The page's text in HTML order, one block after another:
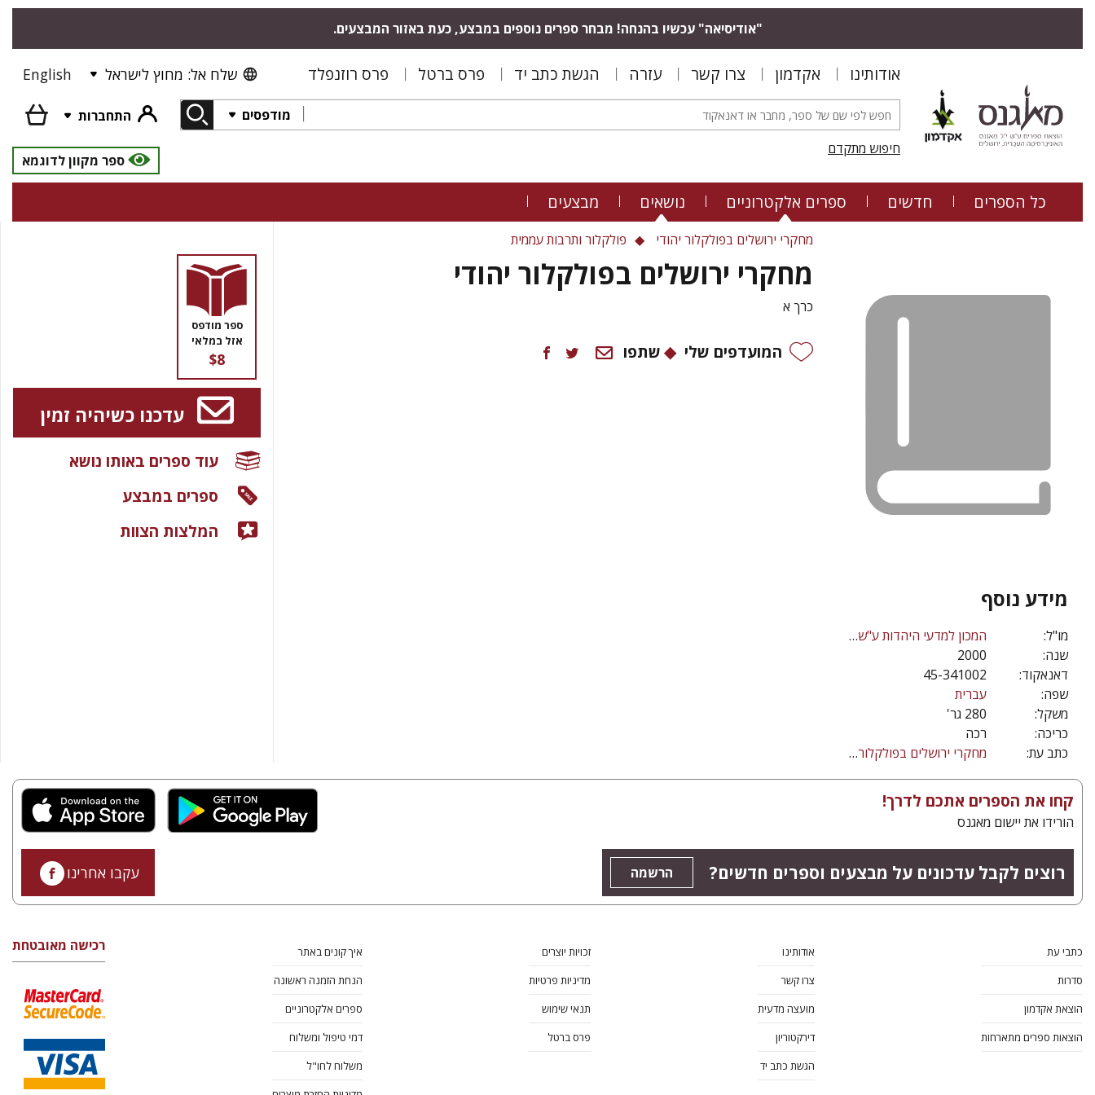
"אודיסיאה" עכשיו בהנחה! מבחר ספרים נוספים במבצע, כעת באזור המבצעים.
אודותינו אקדמון צרו קשר עזרה הגשת כתב יד פרס ברטל פרס רוזנפלד שלח אל: מחוץ לישראל English
מודפסים
התחברות
חיפוש מתקדם
ספר מקוון לדוגמא
כל הספרים חדשים ספרים אלקטרוניים נושאים מבצעים
מידע נוסף
מו"ל:
המכון למדעי היהדות ע"ש מנדל
שנה:
2000
דאנאקוד:
45-341002
שפה:
עברית
משקל:
280 גר'
כריכה:
רכה
כתב עת:
מחקרי ירושלים בפולקלור יהודי
מחקרי ירושלים בפולקלור יהודי פולקלור ותרבות עממית
מחקרי ירושלים בפולקלור יהודי
כרך א
המועדפים שלי שתפו
ספר מודפס
אזל במלאי
$8
עדכנו כשיהיה זמין
עוד ספרים באותו נושא
ספרים במבצע
המלצות הצוות
קחו את הספרים אתכם לדרך!
הורידו את יישום מאגנס
רוצים לקבל עדכונים על מבצעים וספרים חדשים? הרשמה עקבו אחרינו
כתבי עת
סדרות
הוצאת אקדמון
הוצאות ספרים מתארחות
אודותינו
צרו קשר
מועצה מדעית
דירקטוריון
הגשת כתב יד
זכויות יוצרים
מדיניות פרטיות
תנאי שימוש
פרס ברטל
איך קונים באתר
הנחת הזמנה ראשונה
ספרים אלקטרוניים
דמי טיפול ומשלוח
משלוח לחו"ל
רכישה מאובטחת